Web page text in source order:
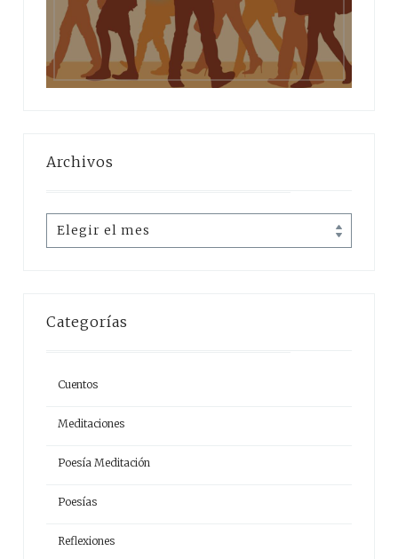
Archivos
Archivos
Categorías
Cuentos
Meditaciones
Poesía Meditación
Poesías
Reflexiones